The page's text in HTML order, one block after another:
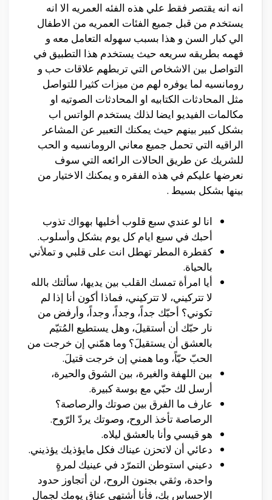
انه انه يقتصر فقط علي هذه الفئه العمريه الا انه
يستخدم من قبل جميع الفئات العمريه من الاطفال
الي كبار السن و هذا بسبب سهوله التعامل معه و
فهمه بطريقه سريعه حيث يستخدم هذا التطبيق في
التواصل بين الاشخاص التي تربطهم علاقات حب و
رومانسيه لما يوفره لهم من ميزات كثيرا للتواصل
مثل المحادثات الكتابيه او المحادثات الصوتيه او
مكالمات الفيديو ايضا لذلك يستخدم الواتس اب
بشكل كبير بينهم حيث يمكنك التعبير عن المشاعر
الراقيه التي تحمل جميع معاني الرومانسيه و الحب
للشريك عن طريق الحالات الرائعه التي سوف
نعرضها عليكم في هذه الفقره و يمكنك الاختيار من
بينها بشكل بسيط .
انا لو عندي سبع قلوب أخليها بهواك تذوب
أحبك في سبع ايام كل يوم بشكل وأسلوب.
كقطرة المطر تهطل انت على قلبي و تملأني
بالحياة.
أيا امرأة تمسك القلب بين يديها، سألتك بالله
لا تتركيني، لا تتركيني، فماذا أكون أنا إذا لم
تكوني؟ أحبّك جداً، وجداً، وجداً، وأرفض من
نار حبّك أن أستقيلَ، وهل يستطيع المُتيّم
بالعشق أن يستقيلَ؟ وما همّني إن خرجت من
الحبّ حيّاً، وما همني إن خرجت قتيلَ.
بين اللهفة والغيرة، بين الشوق والحيرة،
أرسل لك حبّي مع بوسة كبيرة.
عارف ما الفرق بين صوتك والرصاصة؟
الرصاصة تأخذ الروح، وصوتك يردّ الرّوح.
هو قيسي وأنا بالعشق ليلاه.
دعائي أن لاتحزن عيناك فكل مايؤذيك يؤذيني.
دعيني استوطن التمرّد في عينيك لمرةٍ
واحدة، وثقي بجنون الروح، لن أتجاوز حدود
الإحساس بك، فأنا أشتهي عناق يومك لجمالِ